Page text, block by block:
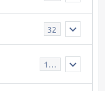
32
147